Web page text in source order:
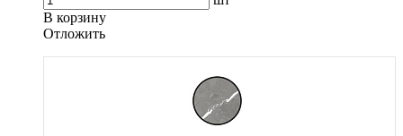
В корзину
Oтложить